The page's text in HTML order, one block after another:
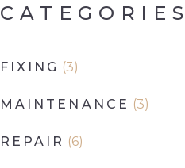
CATEGORIES
FIXING (3)
MAINTENANCE (3)
REPAIR (6)